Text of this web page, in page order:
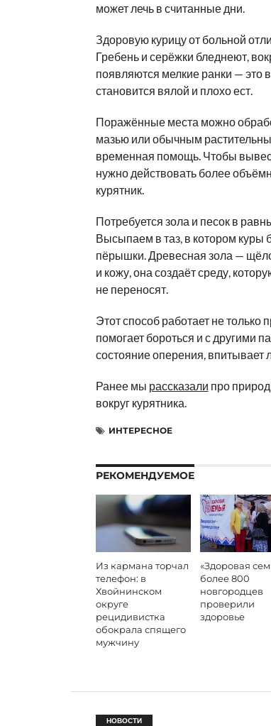
может лечь в считанные дни.
Здоровую курицу от больной
Гребень и серёжки бледнеют,
появляются мелкие ранки — это
становится вялой и плохо ест.
Поражённые места можно
мазью или обычным
временная помощь. Чтобы
нужно действовать более
курятник.
Потребуется зола и песок в
Высыпаем в таз, в котором куры
пёрышки. Древесная зола —
и кожу, она создаёт среду,
не переносят.
Этот способ работает не только
помогает бороться и с другими
состояние оперения, впитывает
Ранее мы рассказали про
вокруг курятника.
ИНТЕРЕСНОЕ
РЕКОМЕНДУЕМОЕ
Из кармана торчал
телефон: в
Хвойнинском
округе
рецидивистка
обокрала спящего
мужчину
«Здоровая
более 800
новгородцев
проверили
здоровье
НОВОСТИ